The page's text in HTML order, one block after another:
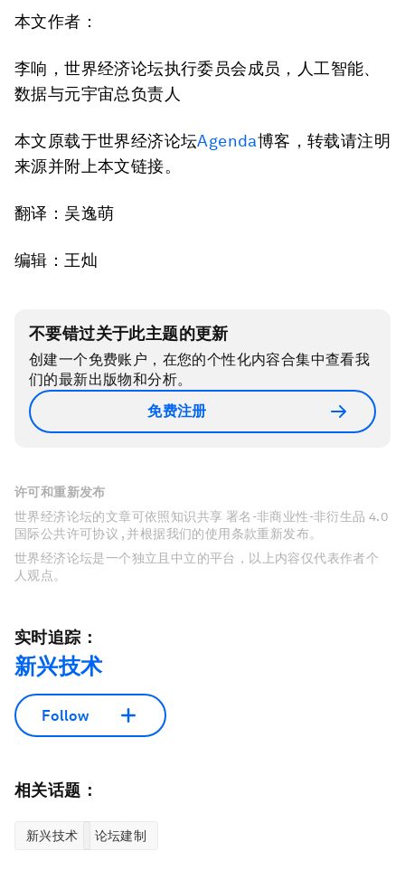
本文作者：
李响，世界经济论坛执行委员会成员，人工智能、
数据与元宇宙总负责人
本文原载于世界经济论坛Agenda博客，转载请注明
来源并附上本文链接。
翻译：吴逸萌
编辑：王灿
不要错过关于此主题的更新
创建一个免费账户，在您的个性化内容合集中查看我
们的最新出版物和分析。
免费注册
许可和重新发布
世界经济论坛的文章可依照知识共享 署名-非商业性-非衍生品 4.0
国际公共许可协议 , 并根据我们的使用条款重新发布。
世界经济论坛是一个独立且中立的平台，以上内容仅代表作者个
人观点。
实时追踪：
新兴技术
Follow
相关话题：
新兴技术 论坛建制